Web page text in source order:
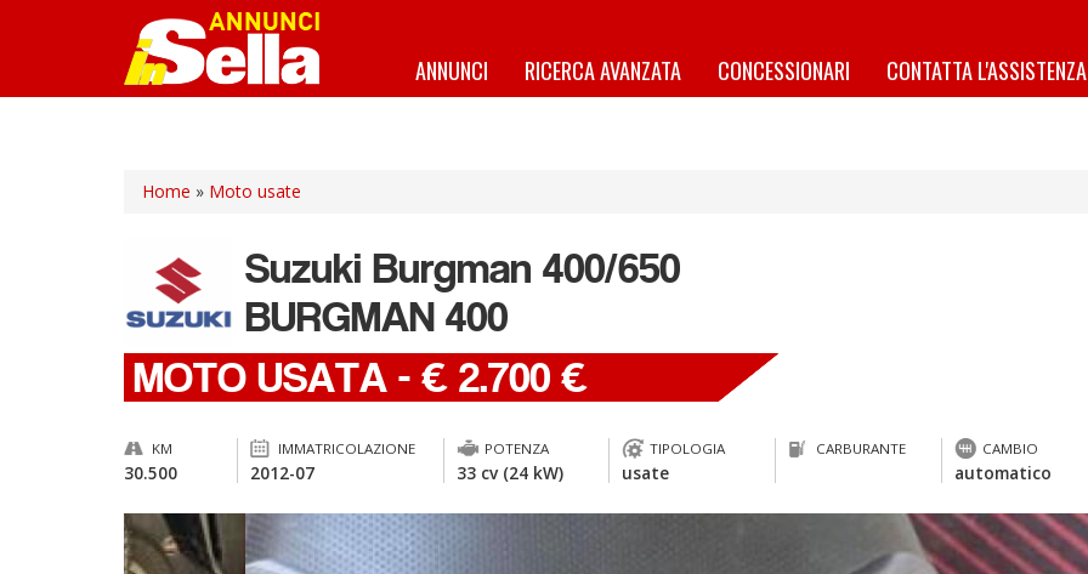
ANNUNCI RICERCA AVANZATA CONCESSIONARI CONTATTA L'ASSISTENZA
Home » Moto usate
Suzuki Burgman 400/650
BURGMAN 400
MOTO USATA - € 2.700 €
KM
30.500
IMMATRICOLAZIONE
2012-07
POTENZA
33 cv (24 kW)
TIPOLOGIA
usate
CARBURANTE CAMBIO
automatico